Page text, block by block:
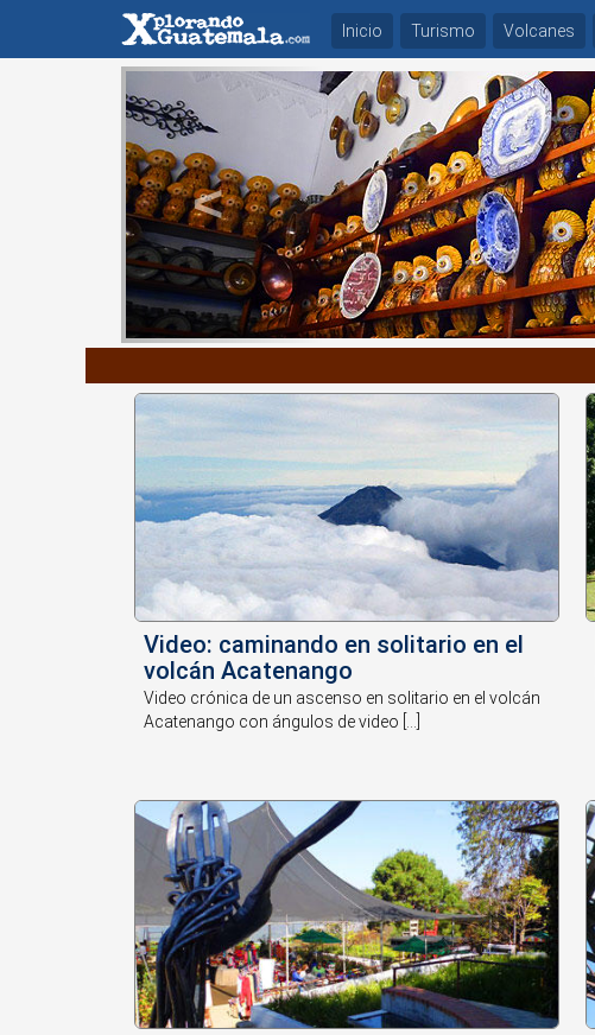
<
Previous
Video: caminando en solitario en el
volcán Acatenango
Video crónica de un ascenso en solitario en el volcán
Acatenango con ángulos de video [...]
Inicio Turismo Volcanes